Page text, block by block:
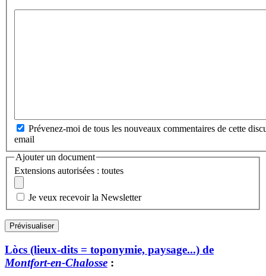
Prévenez-moi de tous les nouveaux commentaires de cette
email
Ajouter un document
Extensions autorisées : toutes
Je veux recevoir la Newsletter
Lòcs (lieux-dits = toponymie, paysage...) de
Montfort-en-Chalosse :